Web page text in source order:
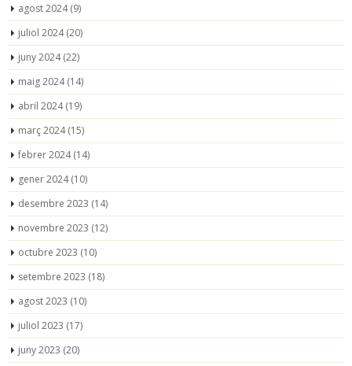
agost 2024(9)
juliol 2024(20)
juny 2024(22)
maig 2024(14)
abril 2024(19)
març 2024(15)
febrer 2024(14)
gener 2024(10)
desembre 2023 (14)
novembre 2023 (12)
octubre 2023 (10)
setembre 2023 (18)
agost 2023 (10)
juliol 2023 (17)
juny 2023 (20)